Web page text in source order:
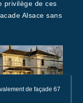
privilège de ces
Alsace sans
de façade 67